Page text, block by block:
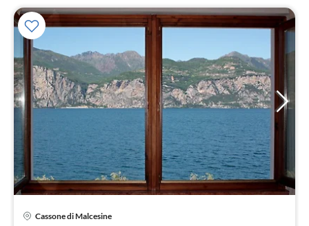
Cassone di Malcesine